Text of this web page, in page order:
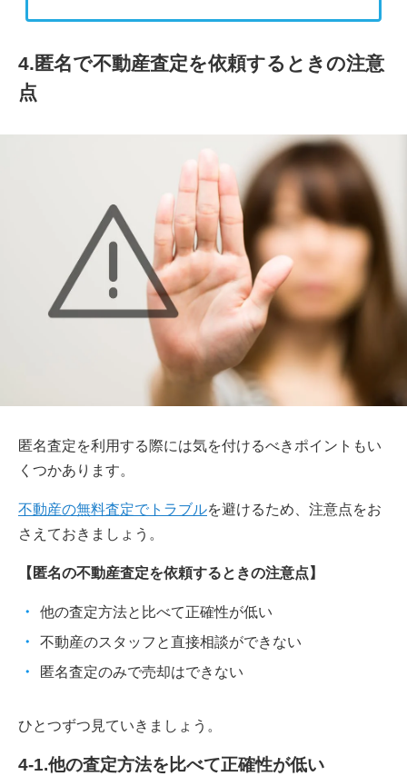
4.匿名で不動産査定を依頼するときの注意
点
匿名査定を利用する際には気を付けるべきポイントもい
くつかあります。
不動産の無料査定でトラブルを避けるため、注意点をお
さえておきましょう。
【匿名の不動産査定を依頼するときの注意点】
他の査定方法と比べて正確性が低い
不動産のスタッフと直接相談ができない
匿名査定のみで売却はできない
ひとつずつ見ていきましょう。
4-1.他の査定方法を比べて正確性が低い